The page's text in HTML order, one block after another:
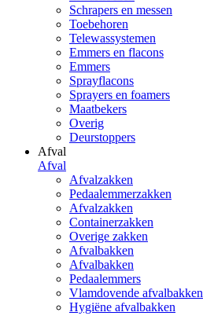
Schrapers en messen
Toebehoren
Telewassystemen
Emmers en flacons
Emmers
Sprayflacons
Sprayers en foamers
Maatbekers
Overig
Deurstoppers
Afval
Afval
Afvalzakken
Pedaalemmerzakken
Afvalzakken
Containerzakken
Overige zakken
Afvalbakken
Afvalbakken
Pedaalemmers
Vlamdovende afvalbakken
Hygiëne afvalbakken